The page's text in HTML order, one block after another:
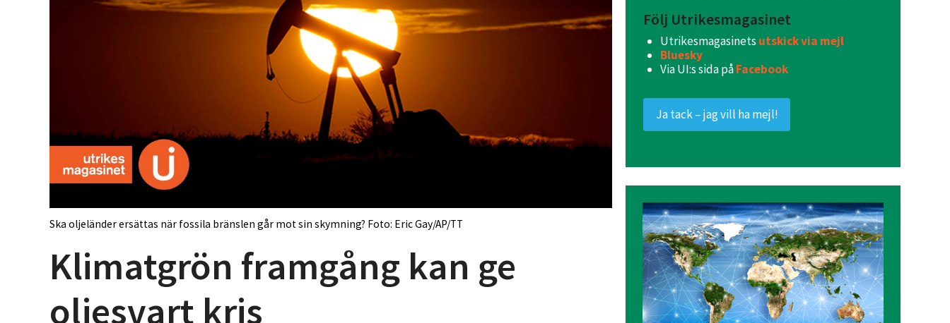
Ska oljeländer ersättas när fossila bränslen går mot sin skymning? Foto: Eric Gay/AP/TT
Klimatgrön framgång kan ge
oljesvart kris
Följ Utrikesmagasinet
Utrikesmagasinetsutskick via mejl
Bluesky
Via UI:s sida påFacebook
Ja tack – jag vill ha mejl!